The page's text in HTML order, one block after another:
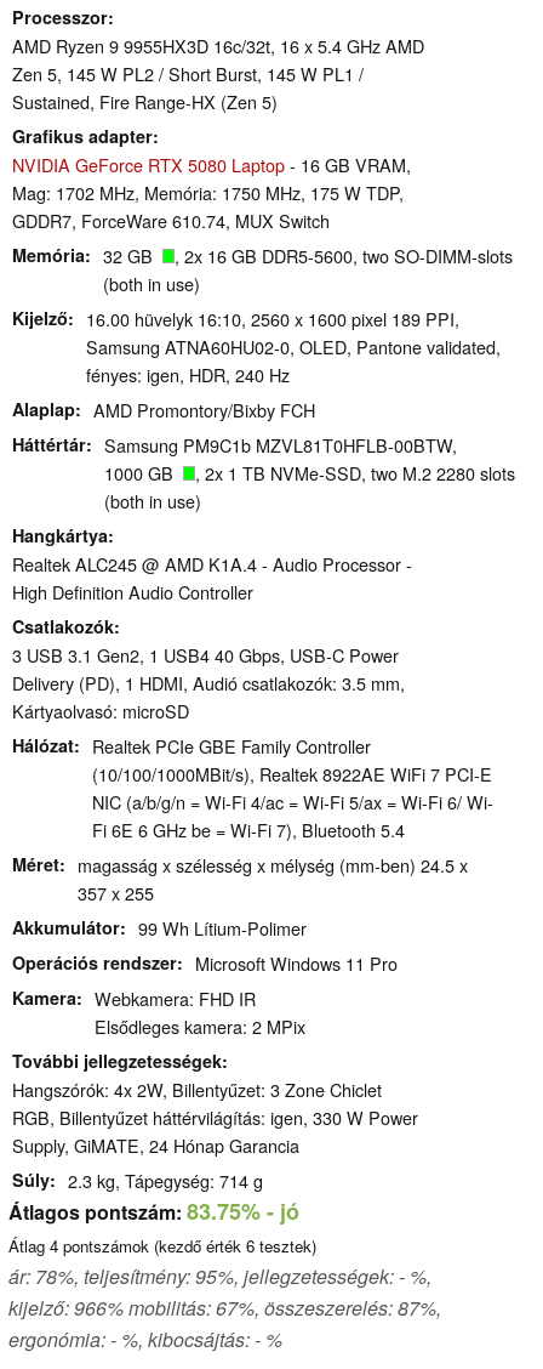
Processzor
AMD Ryzen 9 9955HX3D 16c/32t, 16 x 5.4 GHz AMD
Zen 5, 145 W PL2 / Short Burst, 145 W PL1 /
Sustained, Fire Range-HX (Zen 5)
Grafikus adapter
NVIDIA GeForce RTX 5080 Laptop- 16 GB VRAM,
Mag: 1702 MHz, Memória: 1750 MHz, 175 W TDP,
GDDR7, ForceWare 610.74, MUX Switch
Memória 32 GB
, 2x 16 GB DDR5-5600, two SO-DIMM-slots
(both in use)
Kijelző
16.00 hüvelyk 16:10, 2560 x 1600 pixel 189 PPI,
Samsung ATNA60HU02-0, OLED, Pantone validated,
fényes: igen, HDR, 240 Hz
Alaplap AMD Promontory/Bixby FCH
Háttértár
Samsung PM9C1b MZVL81T0HFLB-00BTW,
1000 GB
, 2x 1 TB NVMe-SSD, two M.2 2280 slots
(both in use)
Hangkártya
Realtek ALC245 @ AMD K1A.4 - Audio Processor -
High Definition Audio Controller
Csatlakozók
3 USB 3.1 Gen2, 1 USB4 40 Gbps, USB-C Power
Delivery (PD), 1 HDMI, Audió csatlakozók: 3.5 mm,
Kártyaolvasó: microSD
Hálózat
Realtek PCIe GBE Family Controller
(10/100/1000MBit/s), Realtek 8922AE WiFi 7 PCI-E
NIC (a/b/g/n = Wi-Fi 4/ac = Wi-Fi 5/ax = Wi-Fi 6/ Wi-
Fi 6E 6 GHz be = Wi-Fi 7), Bluetooth 5.4
Méret
magasság x szélesség x mélység (mm-ben) 24.5 x
357 x 255
Akkumulátor 99 Wh Lítium-Polimer
Operációs rendszer Microsoft Windows 11 Pro
Kamera
Webkamera: FHD IR
Elsődleges kamera: 2 MPix
További jellegzetességek
Hangszórók: 4x 2W, Billentyűzet: 3 Zone Chiclet
RGB, Billentyűzet háttérvilágítás: igen, 330 W Power
Supply, GiMATE, 24 Hónap Garancia
Súly 2.3 kg, Tápegység: 714 g
Átlagos pontszám: 83.75%- jó
Átlag 4 pontszámok (kezdő érték 6 tesztek)
ár: 78%, teljesítmény: 95%, jellegzetességek: - %,
kijelző: 966% mobilitás: 67%, összeszerelés: 87%,
ergonómia: - %, kibocsájtás: - %